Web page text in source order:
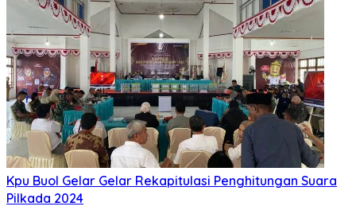
Kpu Buol Gelar Gelar Rekapitulasi Penghitungan Suara
Pilkada 2024